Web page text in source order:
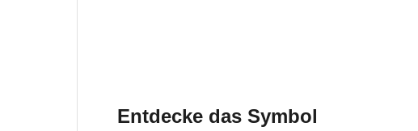
Entdecke das Symbol